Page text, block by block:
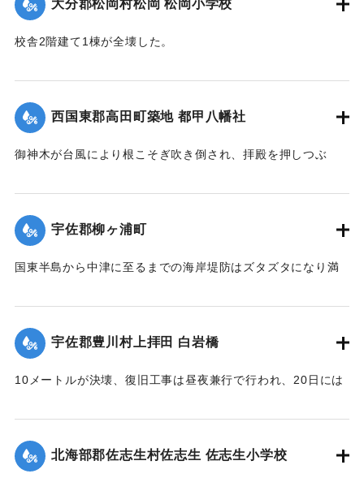
るためにこの位置に石碑が建立された。
り、ルース台風後に架けられた橋がそのまま使われている。
牛淵橋由来
此橋ノ下流約四丁許ノ䖏ニ梁瀬ノ渡リガアル古来土橋ヲ架ケ
以
ト
モナレバ一掃ノ災禍ヲ受ケ人馬共ニ徒渉ノ難渋ヲ喫スルコト
幾
ル
私財ヲ醵出位置ヲ再ビ此䖏ニ擇ビ石橋ヲ架設永遠ノ計ヲ為シ
稍
々安堵セルモ去昭和二十六年ノルース台風ノ際一瞬ニシテ流
途ノ光明ハ完全ニ消滅シテ仕舞タノテアル 時ノ両川村長権
大分郡松岡村松岡 松岡小学校
校舎2階建て1棟が全壊した。
｜固有コード: 005200122
西国東郡高田町築地 都甲八幡社
御神木が台風により根こそぎ吹き倒され、拝殿を押しつぶ
｜固有コード:
宇佐郡柳ヶ浦町
国東半島から中津に至るまでの海岸堤防はズタズタになり満
5か所、計750メートル、中堤防18か所、約450メートルが決
壊した。この場所は海岸堤防からは海水、中堤防からは駅館
川の水が流入し農家の人を悩ませた。16日には農家でない人
宇佐郡豊川村上拝田 白岩橋
10メートルが決壊、復旧工事は昼夜兼行で行われ、20日には
｜固有コード:
北海部郡佐志生村佐志生 佐志生小学校